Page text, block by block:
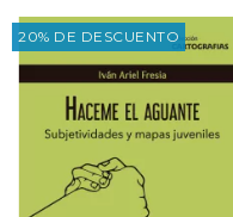
20% DE DESCUENTO